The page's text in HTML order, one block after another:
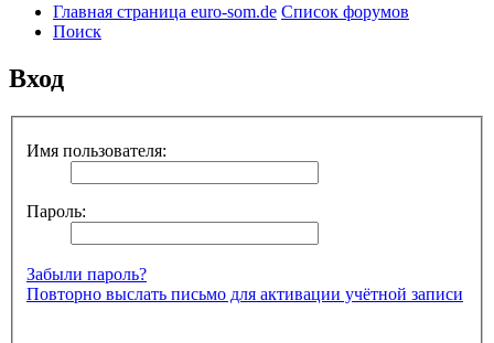
Главная страница euro-som.de Список форумов
Поиск
Вход
Имя пользователя:
Пароль:
Забыли пароль?
Повторно выслать письмо для активации учётной записи